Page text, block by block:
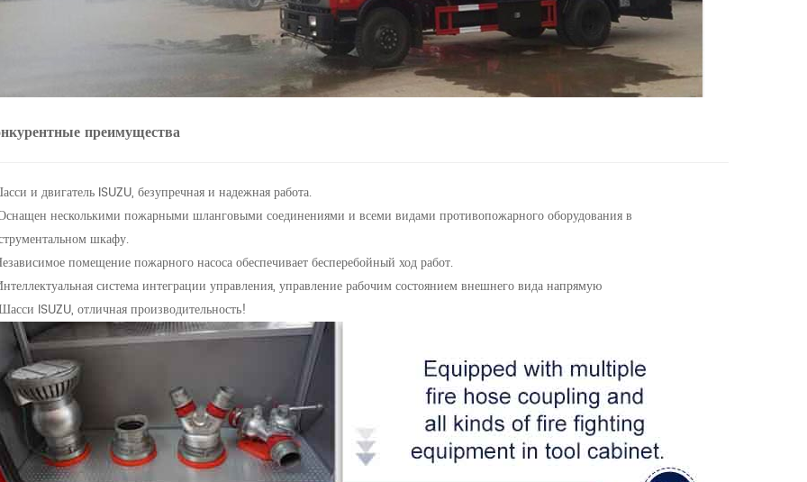
преимущества
и двигатель ISUZU, безупречная и надежная работа.
несколькими пожарными шланговыми соединениями и всеми видами противопожарного оборудования в
шкафу.
помещение пожарного насоса обеспечивает бесперебойный ход работ.
система интеграции управления, управление рабочим состоянием внешнего вида напрямую
ISUZU, отличная производительность!